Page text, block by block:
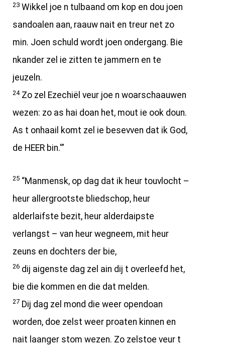
23 Wikkel joe n tulbaand om kop en dou joen
sandoalen aan, raauw nait en treur net zo
min. Joen schuld wordt joen ondergang. Bie
nkander zel ie zitten te jammern en te
jeuzeln.
24Zo zel Ezechiël veur joe n woarschaauwen
wezen: zo as hai doan het, mout ie ook doun.
As t onhaail komt zel ie besevven dat ik God,
de HEER bin.'”
25 “Manmensk, op dag dat ik heur touvlocht –
heur allergrootste bliedschop, heur
alderlaifste bezit, heur alderdaipste
verlangst – van heur wegneem, mit heur
zeuns en dochters der bie,
26 dij aigenste dag zel ain dij t overleefd het,
bie die kommen en die dat melden.
27 Dij dag zel mond die weer opendoan
worden, doe zelst weer proaten kinnen en
nait laanger stom wezen. Zo zelstoe veur t